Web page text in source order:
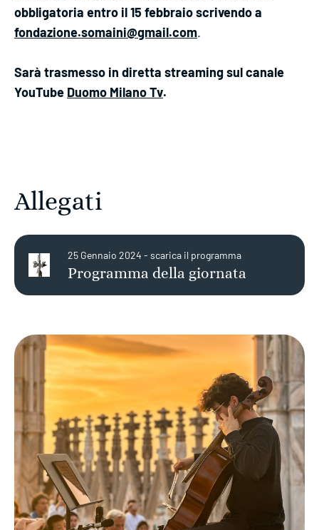
obbligatoria entro il 15 febbraio scrivendo a
fondazione.somaini@gmail.com.
Sarà trasmesso in diretta streaming sul canale
YouTube Duomo Milano Tv.
Allegati
25 Gennaio 2024 - scarica il programma
Programma della giornata